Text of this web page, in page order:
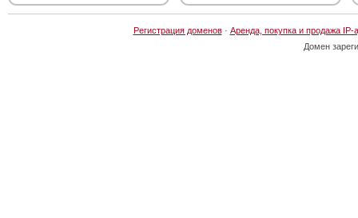
Регистрация доменов· Аренда, покупка и продажа IP-
Домен